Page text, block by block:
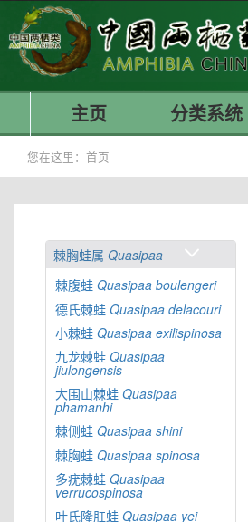
主页 分类系统
您在这里： 首页
棘胸蛙属 Quasipaa
棘腹蛙 Quasipaa boulengeri
德氏棘蛙 Quasipaa delacouri
小棘蛙 Quasipaa exilispinosa
九龙棘蛙 Quasipaa
jiulongensis
大围山棘蛙 Quasipaa
phamanhi
棘侧蛙 Quasipaa shini
棘胸蛙 Quasipaa spinosa
多疣棘蛙 Quasipaa
verrucospinosa
叶氏隆肛蛙 Quasipaa yei